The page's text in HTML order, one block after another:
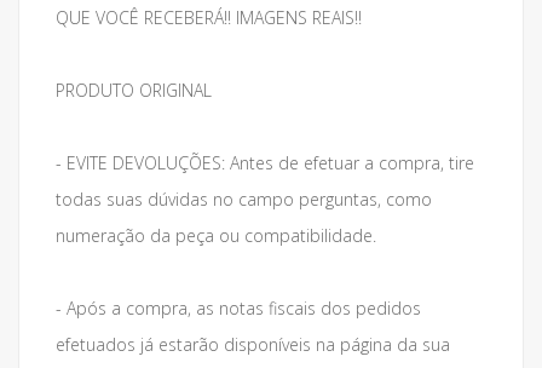
QUE VOCÊ RECEBERÁ!! IMAGENS REAIS!!
PRODUTO ORIGINAL
- EVITE DEVOLUÇÕES: Antes de efetuar a compra, tire
todas suas dúvidas no campo perguntas, como
numeração da peça ou compatibilidade.
- Após a compra, as notas fiscais dos pedidos
efetuados já estarão disponíveis na página da sua